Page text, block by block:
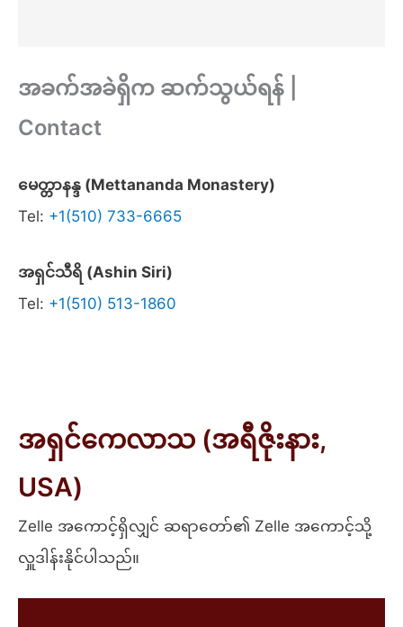
အခက်အခဲရှိက ဆက်သွယ်ရန် |
Contact
မေတ္တာနန္ဒ (Mettananda Monastery)
Tel: +1(510) 733-6665
အရှင်သီရိ (Ashin Siri)
Tel: +1(510) 513-1860
အရှင်ကေလာသ (အရီဇိုးနား,
USA)
Zelle အကောင့်ရှိလျှင် ဆရာတော်၏ Zelle အကောင့်သို့
လှူဒါန်းနိုင်ပါသည်။